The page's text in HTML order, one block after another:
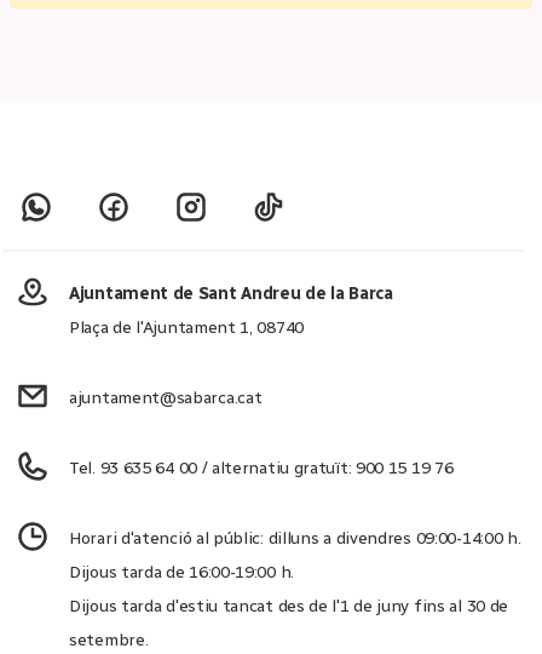
Ajuntament de Sant Andreu de la Barca
Plaça de l'Ajuntament 1, 08740
ajuntament@sabarca.cat
Tel. 93 635 64 00 / alternatiu gratuït: 900 15 19 76
Horari d'atenció al públic: dilluns a divendres 09:00-14:00 h.
Dijous tarda de 16:00-19:00 h.
Dijous tarda d'estiu tancat des de l'1 de juny fins al 30 de
setembre.